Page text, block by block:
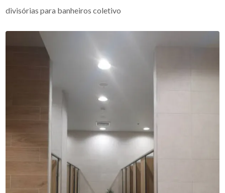
divisórias para banheiros coletivo